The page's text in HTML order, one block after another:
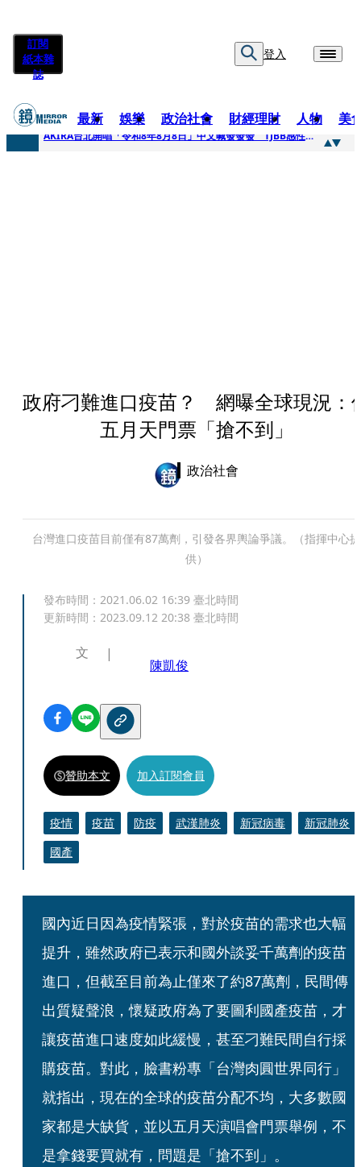
訂閱
紙本雜
誌
登入
最新 娛樂 政治社會 財經理財 人物 美
快訊
AKIRA台北開唱「令和8年8月8日」中文喊發發發 TJBB感性喊「謝謝AKIRA桑」
政府刁難進口疫苗？ 網曝全球現況：
五月天門票「搶不到」
政治社會
台灣進口疫苗目前僅有87萬劑，引發各界輿論爭議。（指揮中心提
供）
發布時間： 2021.06.02 16:39 臺北時間
更新時間： 2023.09.12 20:38 臺北時間
文
陳凱俊
贊助本文 加入訂閱會員
疫情 疫苗 防疫 武漢肺炎 新冠病毒
新冠肺炎
國產
國內近日因為疫情緊張，對於疫苗的需求也大幅
提升，雖然政府已表示和國外談妥千萬劑的疫苗
進口，但截至目前為止僅來了約87萬劑，民間傳
出質疑聲浪，懷疑政府為了要圖利國產疫苗，才
讓疫苗進口速度如此緩慢，甚至刁難民間自行採
購疫苗。對此，臉書粉專「台灣肉圓世界同行」
就指出，現在的全球的疫苗分配不均，大多數國
家都是大缺貨，並以五月天演唱會門票舉例，不
是拿錢要買就有，問題是「搶不到」。